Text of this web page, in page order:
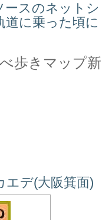
ースのネットシ
道に乗った頃に
歩きマップ新
エデ(大阪箕面)